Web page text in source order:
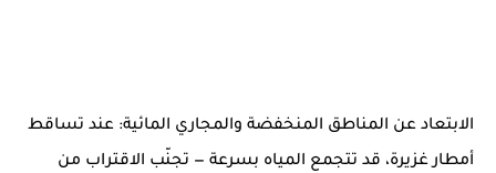
الابتعاد عن المناطق المنخفضة والمجاري المائية: عند تساقط
أمطار غزيرة، قد تتجمع المياه بسرعة — تجنّب الاقتراب من